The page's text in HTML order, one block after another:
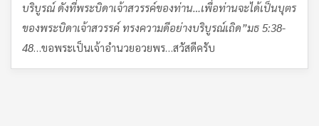
บริบูรณ์ ดังที่พระบิดาเจ้าสวรรค์ของท่าน…เพื่อท่านจะได้เป็นบุตร
ของพระบิดาเจ้าสวรรค์ ทรงความดีอย่างบริบูรณ์เถิด”มธ 5:38-
48…ขอพระเป็นเจ้าอำนวยอวยพร…สวัสดีครับ